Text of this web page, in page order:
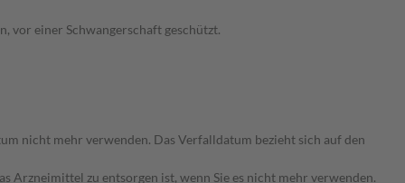
vor einer Schwangerschaft geschützt.
nicht mehr verwenden. Das Verfalldatum bezieht sich auf den
Arzneimittel zu entsorgen ist, wenn Sie es nicht mehr verwenden.